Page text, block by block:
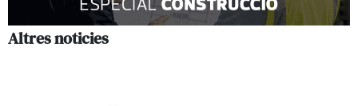
Altres noticies